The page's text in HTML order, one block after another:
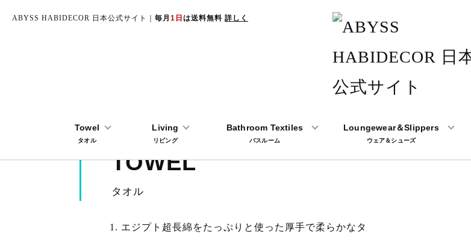
ABYSS HABIDECOR 日本公式サイト｜ 毎月 1日 は送料無料 詳しく
Towel
タオル
Living
リビング
Bathroom Textiles
バスルーム
Loungewear＆Slippers
ウェア＆シューズ
TOWEL
タオル
1. エジプト超長綿をたっぷりと使った厚手で柔らかなタ